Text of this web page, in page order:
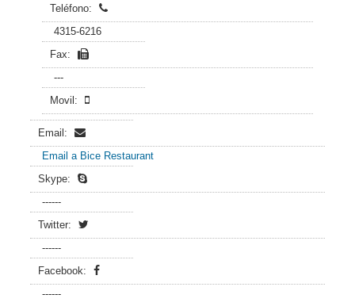
Teléfono:
4315-6216
Fax:
---
Movil:
Email:
Email a Bice Restaurant
Skype:
------
Twitter:
------
Facebook:
------